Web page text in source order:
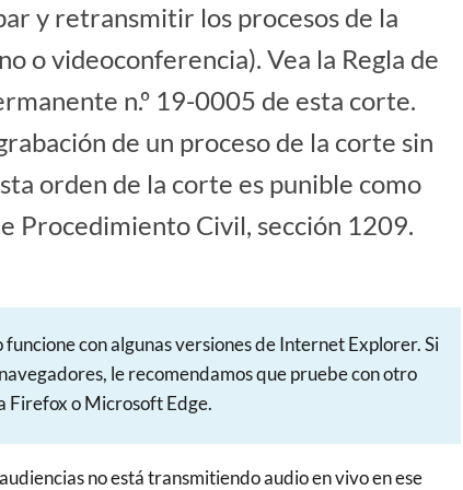
y retransmitir los procesos de la
o videoconferencia). Vea la Regla de
n.º 19-0005 de esta corte.
de un proceso de la corte sin
orden de la corte es punible como
Procedimiento Civil, sección 1209.
con algunas versiones de Internet Explorer. Si
le recomendamos que pruebe con otro
Firefox o Microsoft Edge.
no está transmitiendo audio en vivo en ese